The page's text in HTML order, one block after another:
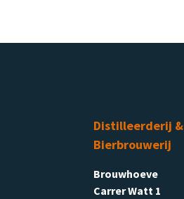
Distilleerderij &
Bierbrouwerij
Brouwhoeve
Carrer Watt 1